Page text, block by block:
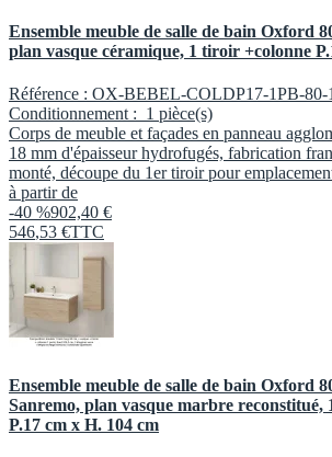
Ensemble meuble de salle de bain Oxford
plan vasque céramique, 1 tiroir +colonne
Référence : OX-BEBEL-COLDP17-1PB-80-
Conditionnement : 1 pièce(s)
Corps de meuble et façades en panneau
18 mm d'épaisseur hydrofugés, fabrication
monté, découpe du 1er tiroir pour
à partir de
-40 %902,40 €
546,53 €TTC
Ensemble meuble de salle de bain Oxford
Sanremo, plan vasque marbre reconstitué,
P.17 cm x H. 104 cm